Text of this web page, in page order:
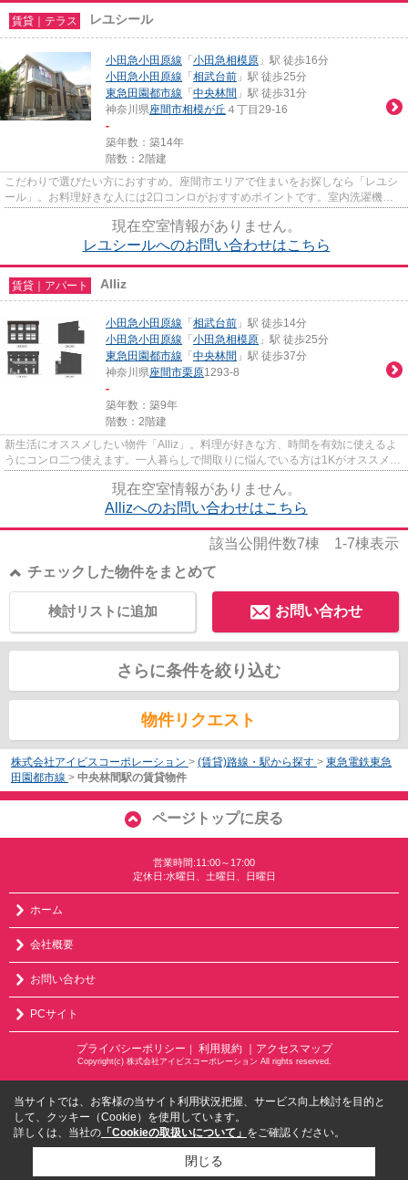
賃貸｜テラス レユシール
小田急小田原線 「 小田急相模原 」駅 徒歩16分
小田急小田原線 「 相武台前 」駅 徒歩25分
東急田園都市線 「 中央林間 」駅 徒歩31分
神奈川県座間市相模が丘 ４丁目29-16
-
築年数：築14年
階数：2階建
こだわりで選びたい方におすすめ。座間市エリアで住まいをお探しなら「レユシ
ール」。お料理好きな人には2口コンロがおすすめポイントです。室内洗濯機ス
現在空室情報がありません。
レユシールへのお問い合わせはこちら
賃貸｜アパート Alliz
小田急小田原線 「 相武台前 」駅 徒歩14分
小田急小田原線 「 小田急相模原 」駅 徒歩25分
東急田園都市線 「 中央林間 」駅 徒歩37分
神奈川県座間市栗原1293-8
-
築年数：築9年
階数：2階建
新生活にオススメしたい物件「Alliz」。料理が好きな方、時間を有効に使えるよ
うにコンロ二つ使えます。一人暮らしで間取りに悩んでいる方は1Kがオススメで
現在空室情報がありません。
Allizへのお問い合わせはこちら
該当公開件数7棟 1-7棟表示
チェックした物件をまとめて
お問い合わせ
検討リストに追加
さらに条件を絞り込む
物件リクエスト
株式会社アイビスコーポレーション > (賃貸)路線・駅から探す > 東急電鉄東急
田園都市線 > 中央林間駅の賃貸物件
ページトップに戻る
営業時間:11:00～17:00
定休日:水曜日、土曜日、日曜日
ホーム
会社概要
お問い合わせ
PCサイト
プライバシーポリシー ｜ 利用規約 ｜アクセスマップ
Copyright(c) 株式会社アイビスコーポレーション All rights reserved.
当サイトでは、お客様の当サイト利用状況把握、サービス向上検討を目的と
して、クッキー（Cookie）を使用しています。
詳しくは、当社の 「Cookieの取扱いについて」 をご確認ください。
閉じる